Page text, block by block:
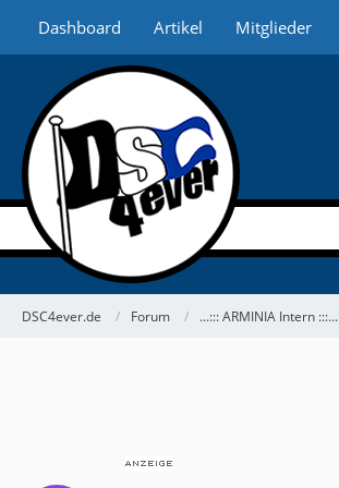
Dashboard Artikel Mitglieder
DSC4ever.de Forum ...::: ARMINIA Intern :::...